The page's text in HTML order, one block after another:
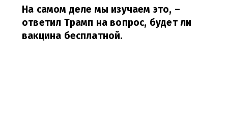
На самом деле мы изучаем это, –
ответил Трамп на вопрос, будет ли
вакцина бесплатной.